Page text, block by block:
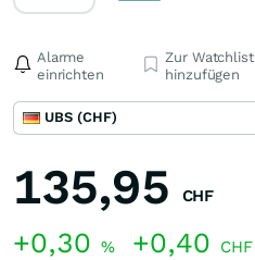
Alarme
einrichten
Zur Watchlist
hinzufügen
UBS (CHF)
135,95 CHF
+0,30 % +0,40 CHF